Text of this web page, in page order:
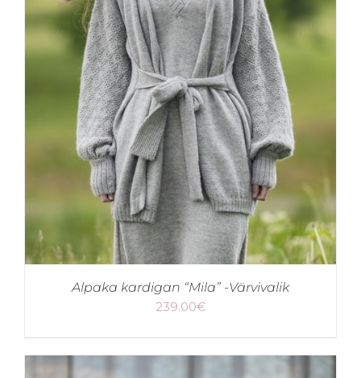
Alpaka kardigan “Mila” -Värvivalik
239.00€